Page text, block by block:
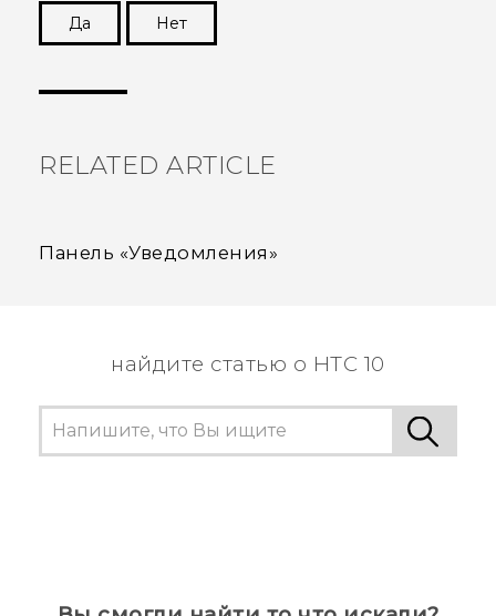
Да
Нет
RELATED ARTICLE
Панель «Уведомления»
найдите статью о HTC 10